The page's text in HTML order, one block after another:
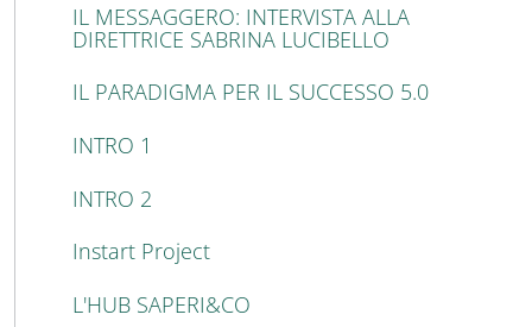
IL MESSAGGERO: INTERVISTA ALLA
DIRETTRICE SABRINA LUCIBELLO
IL PARADIGMA PER IL SUCCESSO 5.0
INTRO 1
INTRO 2
Instart Project
L'HUB SAPERI&CO